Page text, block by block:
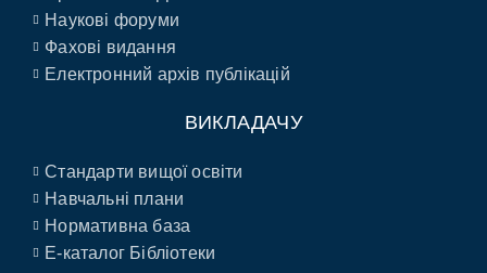
Наукові форуми
Фахові видання
Електронний архів публікацій
ВИКЛАДАЧУ
Стандарти вищої освіти
Навчальні плани
Нормативна база
E-каталог Бібліотеки